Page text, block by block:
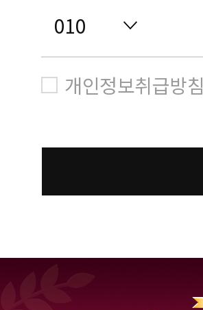
개인정보취급방침